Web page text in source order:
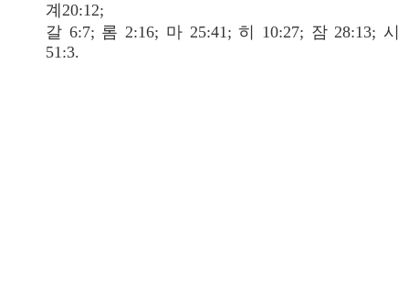
계20:12;
갈 6:7; 롬 2:16; 마 25:41; 히 10:27; 잠 28:13; 시
51:3.